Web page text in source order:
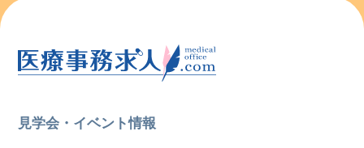
見学会・イベント情報